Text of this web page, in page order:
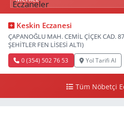
Keskin Eczanesi
ÇAPANOĞLU MAH. CEMİL ÇİÇEK CAD.
ŞEHİTLER FEN LİSESİ ALTI)
0 (354) 502 76 53 Yol Tarifi Al
Tüm Nöbetçi